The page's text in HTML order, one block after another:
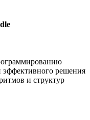
эффективного решения
и структур